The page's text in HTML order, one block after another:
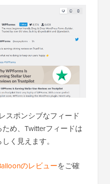
スポンシブなフィード
め、Twitterフィードは
く見えます。
のレビューをご確